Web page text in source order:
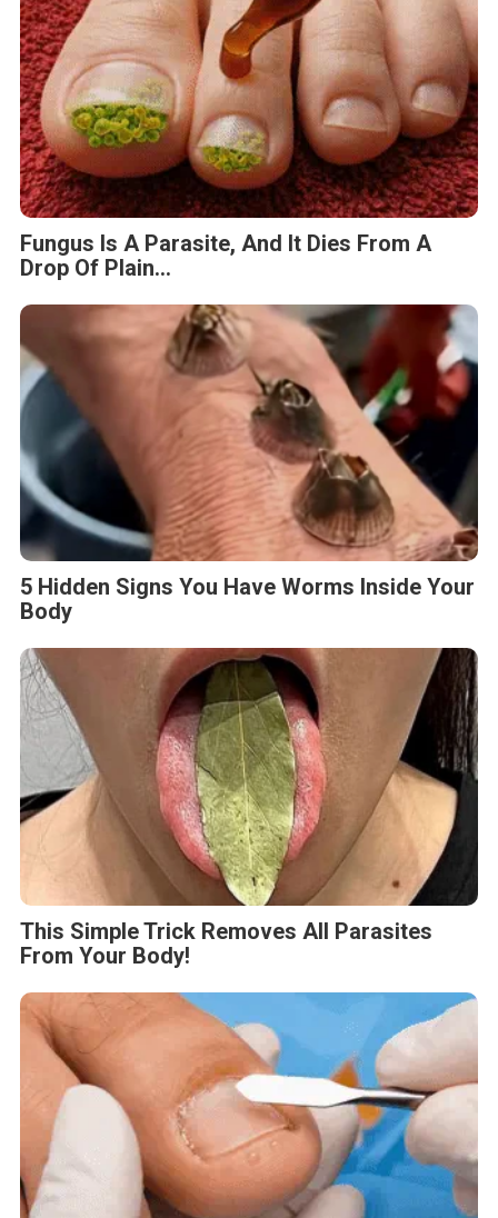
Fungus Is A Parasite, And It Dies From A
Drop Of Plain...
5 Hidden Signs You Have Worms Inside Your
Body
This Simple Trick Removes All Parasites
From Your Body!